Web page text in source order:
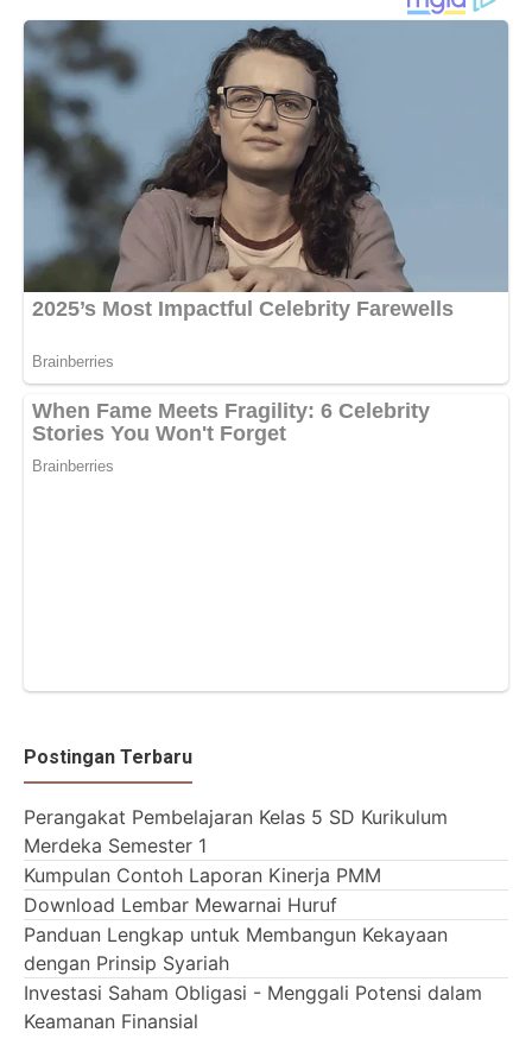
Postingan Terbaru
Perangakat Pembelajaran Kelas 5 SD Kurikulum
Merdeka Semester 1
Kumpulan Contoh Laporan Kinerja PMM
Download Lembar Mewarnai Huruf
Panduan Lengkap untuk Membangun Kekayaan
dengan Prinsip Syariah
Investasi Saham Obligasi - Menggali Potensi dalam
Keamanan Finansial